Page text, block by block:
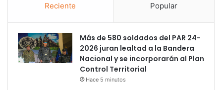
Reciente Popular
Más de 580 soldados del PAR 24-
2026 juran lealtad a la Bandera
Nacional y se incorporarán al Plan
Control Territorial
Hace 5 minutos